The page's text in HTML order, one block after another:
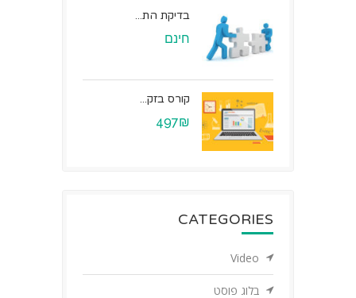
בדיקת הת...
חינם
קורס בזק...
497₪
CATEGORIES
Video
בלוג פוסט